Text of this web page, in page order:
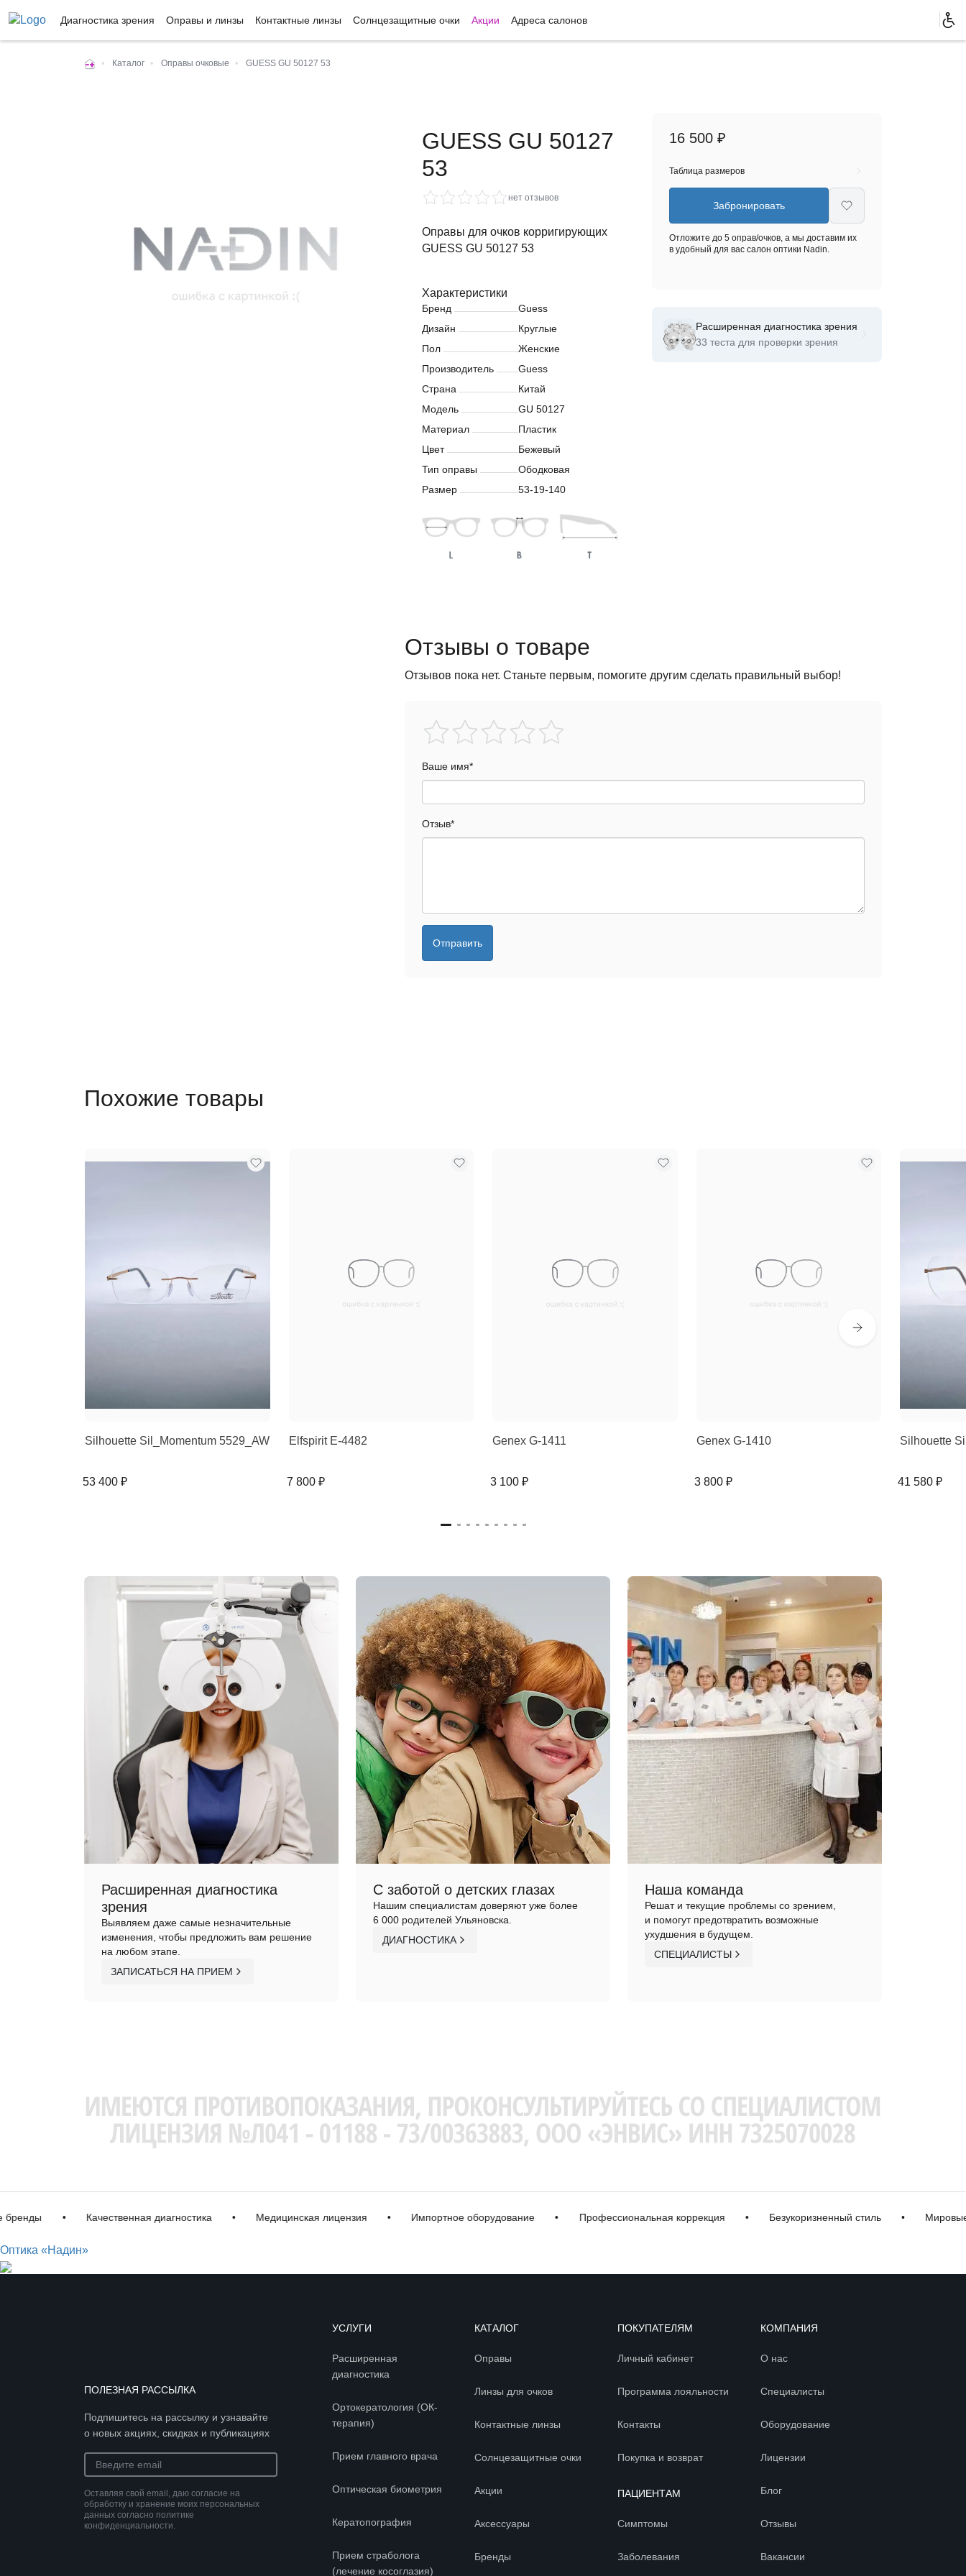
Диагностика зрения Оправы и линзы Контактные линзы Солнцезащитные очки Акции Адреса салонов
• Каталог • Оправы очковые • GUESS GU 50127 53
GUESS GU 50127
53
нет отзывов
Оправы для очков корригирующих
GUESS GU 50127 53
Характеристики
Бренд
Guess
Дизайн
Круглые
Пол
Женские
Производитель
Guess
Страна
Китай
Модель
GU 50127
Материал
Пластик
Цвет
Бежевый
Тип оправы
Ободковая
Размер
53-19-140
16 500 ₽
Таблица размеров
Забронировать
Отложите до 5 оправ/очков, а мы доставим их
в удобный для вас салон оптики Nadin.
Расширенная диагностика зрения
33 теста для проверки зрения
Отзывы о товаре
Отзывов пока нет. Станьте первым, помогите другим сделать правильный выбор!
Ваше имя*
Отзыв*
Отправить
Похожие товары
Silhouette Sil_Momentum 5529_AW
53 400 ₽
Elfspirit E-4482
7 800 ₽
Genex G-1411
3 100 ₽
Genex G-1410
3 800 ₽
Silhouette
41 580 ₽
Расширенная диагностика
зрения
Выявляем даже самые незначительные
изменения, чтобы предложить вам решение
на любом этапе.
ЗАПИСАТЬСЯ НА ПРИЕМ
С заботой о детских глазах
Нашим специалистам доверяют уже более
6 000 родителей Ульяновска.
ДИАГНОСТИКА
Наша команда
Решат и текущие проблемы со зрением,
и помогут предотвратить возможные
ухудшения в будущем.
СПЕЦИАЛИСТЫ
• Качественная диагностика • Медицинская лицензия • Импортное оборудование • Профессиональная коррекция • Безукоризненный стиль • Мировые
Оптика «Надин»
ПОЛЕЗНАЯ РАССЫЛКА
Подпишитесь на рассылку и узнавайте
о новых акциях, скидках и публикациях
Оставляя свой email, даю согласие на
обработку и хранение моих персональных
данных согласно политике
конфиденциальности.
УСЛУГИ
Расширенная
диагностика
Ортокератология (ОК-
терапия)
Прием главного врача
Оптическая биометрия
Кератопография
Прием страболога
(лечение косоглазия)
КАТАЛОГ
Оправы
Линзы для очков
Контактные линзы
Солнцезащитные очки
Акции
Аксессуары
Бренды
ПОКУПАТЕЛЯМ
Личный кабинет
Программа лояльности
Контакты
Покупка и возврат
ПАЦИЕНТАМ
Симптомы
Заболевания
КОМПАНИЯ
О нас
Специалисты
Оборудование
Лицензии
Блог
Отзывы
Вакансии